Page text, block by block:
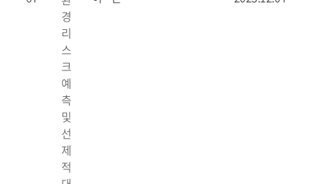
경
리
스
크
예
측
및
선
제
적